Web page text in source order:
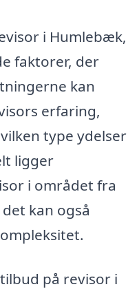
i Humlebæk,
faktorer, der
kan
erfaring,
type ydelser
ligger
i området fra
kan også
på revisor i